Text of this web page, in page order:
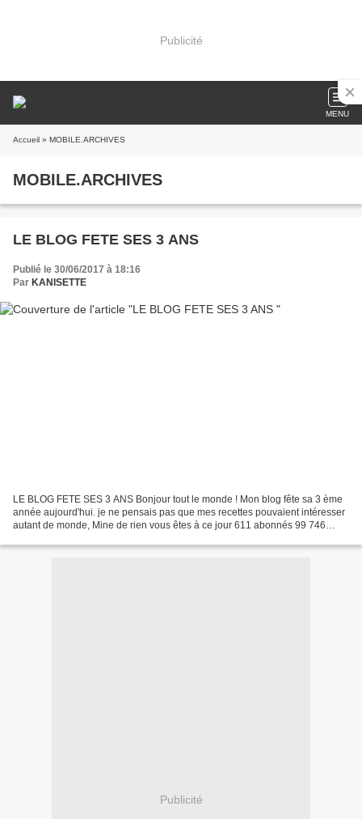
Publicité
MENU
Accueil » MOBILE.ARCHIVES
MOBILE.ARCHIVES
LE BLOG FETE SES 3 ANS
Publié le 30/06/2017 à 18:16
Par KANISETTE
LE BLOG FETE SES 3 ANS Bonjour tout le monde ! Mon blog fête sa 3 ème
année aujourd'hui. je ne pensais pas que mes recettes pouvaient intéresser
autant de monde, Mine de rien vous êtes à ce jour 611 abonnés 99 746
Publicité